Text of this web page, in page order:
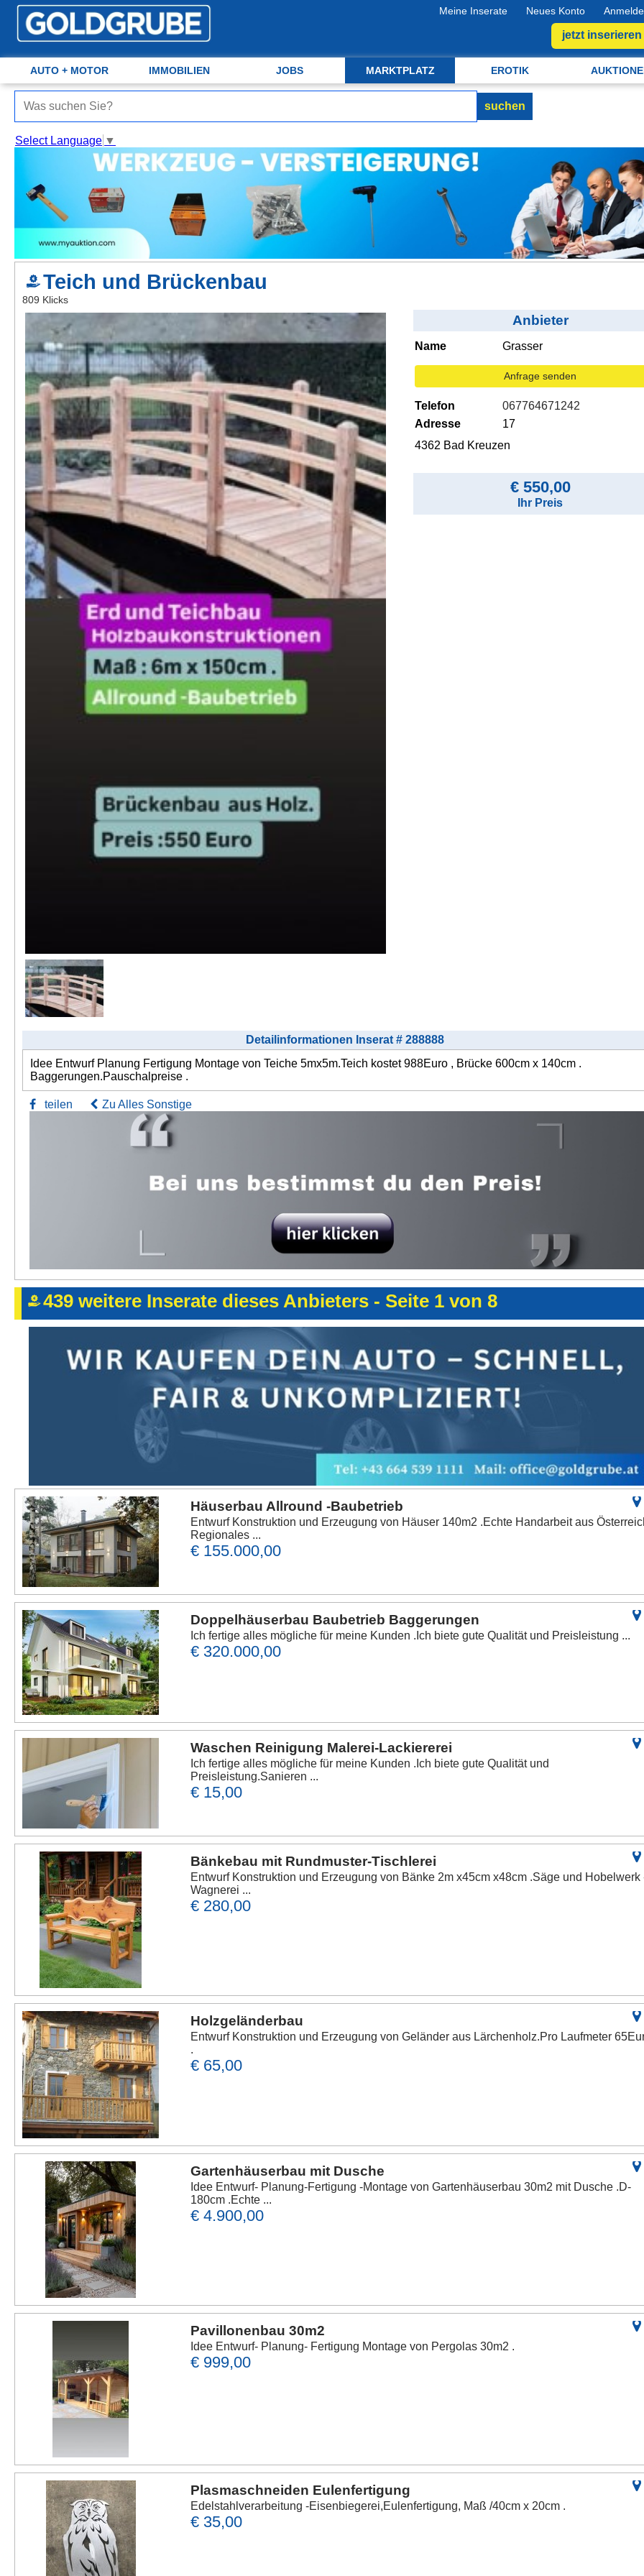
Auto + Motor
Immobilien
Jobs
Marktplatz
Erotik
Auktionen
jetzt inserieren
AGB, Nutzungsbedingungen
Impressum
Meine Inserate
Neues Konto
Anmelden
Meine Inserate Neues Konto
jetzt inserieren
AUTO + MOTOR IMMOBILIEN JOBS MARKTPLATZ EROTIK
suchen
Select Language ▼
Teich und Brückenbau
809 Klicks
Anbieter
Name Grasser
Anfrage senden
Telefon
067764671242
Adresse
17
4362 Bad Kreuzen
€ 550,00
Ihr Preis
Detailinformationen Inserat # 288888
Idee Entwurf Planung Fertigung Montage von Teiche 5mx5m.Teich kostet 988Euro , Brücke 600cm x 140cm .
Baggerungen.Pauschalpreise .
teilen Zu Alles Sonstige
439 weitere Inserate dieses Anbieters - Seite 1 von 8
Häuserbau Allround -Baubetrieb
Entwurf Konstruktion und Erzeugung von Häuser 140m2 .Echte Handarbeit aus
Regionales ...
€ 155.000,00
Doppelhäuserbau Baubetrieb Baggerungen
Ich fertige alles mögliche für meine Kunden .Ich biete gute Qualität und Preisleistung ...
€ 320.000,00
Waschen Reinigung Malerei-Lackiererei
Ich fertige alles mögliche für meine Kunden .Ich biete gute Qualität und
Preisleistung.Sanieren ...
€ 15,00
Bänkebau mit Rundmuster-Tischlerei
Entwurf Konstruktion und Erzeugung von Bänke 2m x45cm x48cm .Säge und Hobelwerk
Wagnerei ...
€ 280,00
Holzgeländerbau
Entwurf Konstruktion und Erzeugung von Geländer aus Lärchenholz.Pro Laufmeter
.
€ 65,00
Gartenhäuserbau mit Dusche
Idee Entwurf- Planung-Fertigung -Montage von Gartenhäuserbau 30m2 mit Dusche .D-
180cm .Echte ...
€ 4.900,00
Pavillonenbau 30m2
Idee Entwurf- Planung- Fertigung Montage von Pergolas 30m2 .
€ 999,00
Plasmaschneiden Eulenfertigung
Edelstahlverarbeitung -Eisenbiegerei,Eulenfertigung, Maß /40cm x 20cm .
€ 35,00